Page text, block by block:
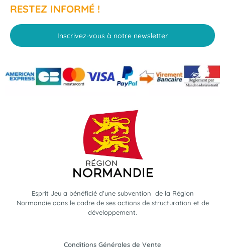
RESTEZ INFORMÉ !
Inscrivez-vous à notre newsletter
Esprit Jeu a bénéficié d'une subvention de la Région
Normandie dans le cadre de ses actions de structuration et de
développement.
Conditions Générales de Vente